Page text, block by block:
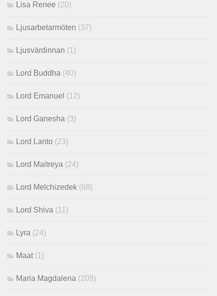
Lisa Renee (20)
Ljusarbetarmöten (37)
Ljusvärdinnan (1)
Lord Buddha (40)
Lord Emanuel (12)
Lord Ganesha (3)
Lord Lanto (23)
Lord Maitreya (24)
Lord Melchizedek (68)
Lord Shiva (11)
Lyra (24)
Maat (1)
Maria Magdalena (209)